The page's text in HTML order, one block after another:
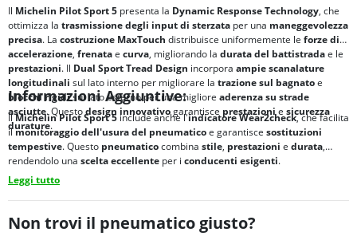
Il Michelin Pilot Sport 5 presenta la Dynamic Response Technology, che
ottimizza la trasmissione degli input di sterzata per una maneggevolezza
precisa. La costruzione MaxTouch distribuisce uniformemente le forze di
accelerazione, frenatae curva, migliorando la durata del battistradae le
prestazioni. Il Dual Sport Tread Design incorpora ampie scanalature
longitudinali sul lato interno per migliorare la trazione sul bagnatoe
blocchi rigidisul lato esterno per una migliore aderenza su strade
asciutte. Questodesign innovativogarantisce prestazionie sicurezza
durature.
Informazioni Aggiuntive:
IlMichelin Pilot Sport 5 include anche l'indicatore Wear2check, che facilita
ilmonitoraggio dell'usura del pneumaticoe garantisce sostituzioni
tempestive. Questo pneumaticocombina stile, prestazioni e durata,
rendendolo una scelta eccellente per i conducenti esigenti.
Leggi tutto
Non trovi il pneumatico giusto?